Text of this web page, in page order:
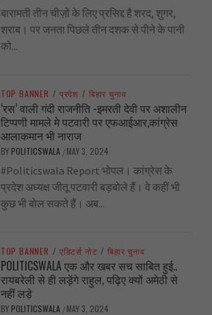
बारामती तीन चीज़ों के लिए प्रसिद्द है शरद, शुगर,
शराब। पर जनता पिछले तीन दशक से पीने के पानी
को...
TOP BANNER / प्रदेश / बिहार चुनाव
‘रस’ वाली गंदी राजनीति -इमरती देवी पर अशालीन
टिप्पणी मामले मे पटवारी पर एफआईआर,कांग्रेस
आलाकमान भी नाराज
BY POLITICSWALA / MAY 3, 2024
#Politicswala Report भोपल। कांग्रेस के
प्रदेश अध्यक्ष जीतू पटवारी बड़बोले हैं। वे कहीं भी
कुछ भी बोल सकते हैं। अब...
TOP BANNER / एडिटर्स नोट / बिहार चुनाव
POLITICSWALA एक और खबर सच साबित हुई..
रायबरेली से ही लड़ेंगे राहुल, पढ़िए क्यों अमेठी से
नहीं लड़े
BY POLITICSWALA / MAY 3, 2024